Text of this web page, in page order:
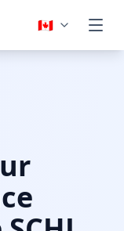
🇨🇦